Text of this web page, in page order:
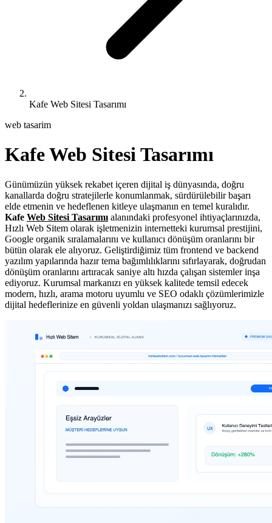
Kafe Web Sitesi Tasarımı
web tasarim
Kafe Web Sitesi Tasarımı
Günümüzün yüksek rekabet içeren dijital iş dünyasında, doğru
kanallarda doğru stratejilerle konumlanmak, sürdürülebilir başarı
elde etmenin ve hedeflenen kitleye ulaşmanın en temel kuralıdır.
Kafe Web Sitesi Tasarımı alanındaki profesyonel ihtiyaçlarınızda,
Hızlı Web Sitem olarak işletmenizin internetteki kurumsal prestijini,
Google organik sıralamalarını ve kullanıcı dönüşüm oranlarını bir
bütün olarak ele alıyoruz. Geliştirdiğimiz tüm frontend ve backend
yazılım yapılarında hazır tema bağımlılıklarını sıfırlayarak, doğrudan
dönüşüm oranlarını artıracak saniye altı hızda çalışan sistemler inşa
ediyoruz. Kurumsal markanızı en yüksek kalitede temsil edecek
modern, hızlı, arama motoru uyumlu ve SEO odaklı çözümlerimizle
dijital hedeflerinize en güvenli yoldan ulaşmanızı sağlıyoruz.